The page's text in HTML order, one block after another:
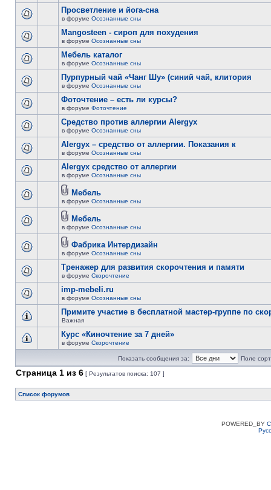
Просветление и йога-сна
в форуме Осознанные сны
Mangosteen - сироп для похудения
в форуме Осознанные сны
Мебель каталог
в форуме Осознанные сны
Пурпурный чай «Чанг Шу» (синий чай, клитория
в форуме Осознанные сны
Фоточтение – есть ли курсы?
в форуме Фоточтение
Cредство против аллергии Alergyx
в форуме Осознанные сны
Alergyx – средство от аллергии. Показания к
в форуме Осознанные сны
Alergyx средство от аллергии
в форуме Осознанные сны
Мебель
в форуме Осознанные сны
Мебель
в форуме Осознанные сны
Фабрика Интердизайн
в форуме Осознанные сны
Тренажер для развития скорочтения и памяти
в форуме Скорочтение
imp-mebeli.ru
в форуме Осознанные сны
Примите участие в бесплатной мастер-группе по
Важная
Курс «Киночтение за 7 дней»
в форуме Скорочтение
Показать сообщения за: Поле
Страница 1 из 6 [ Результатов поиска: 107 ]
Список форумов
POWERED_BY